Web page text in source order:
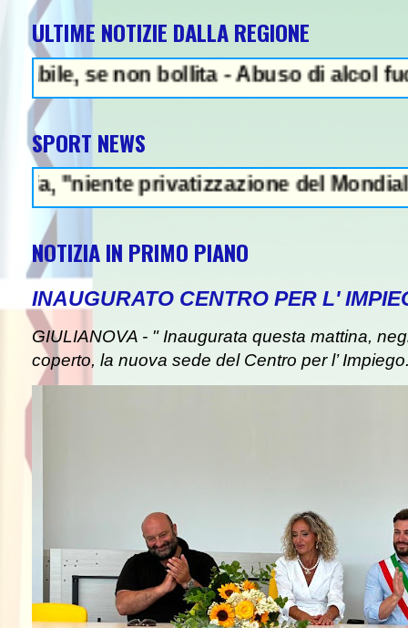
ULTIME NOTIZIE DALLA REGIONE
non bollita - Abuso di alcol fuori
SPORT NEWS
privatizzazione del Mondiale"-
NOTIZIA IN PRIMO PIANO
INAUGURATO CENTRO PER L'
GIULIANOVA - " Inaugurata questa mattina,
coperto, la nuova sede del Centro per l’
NEWS IN